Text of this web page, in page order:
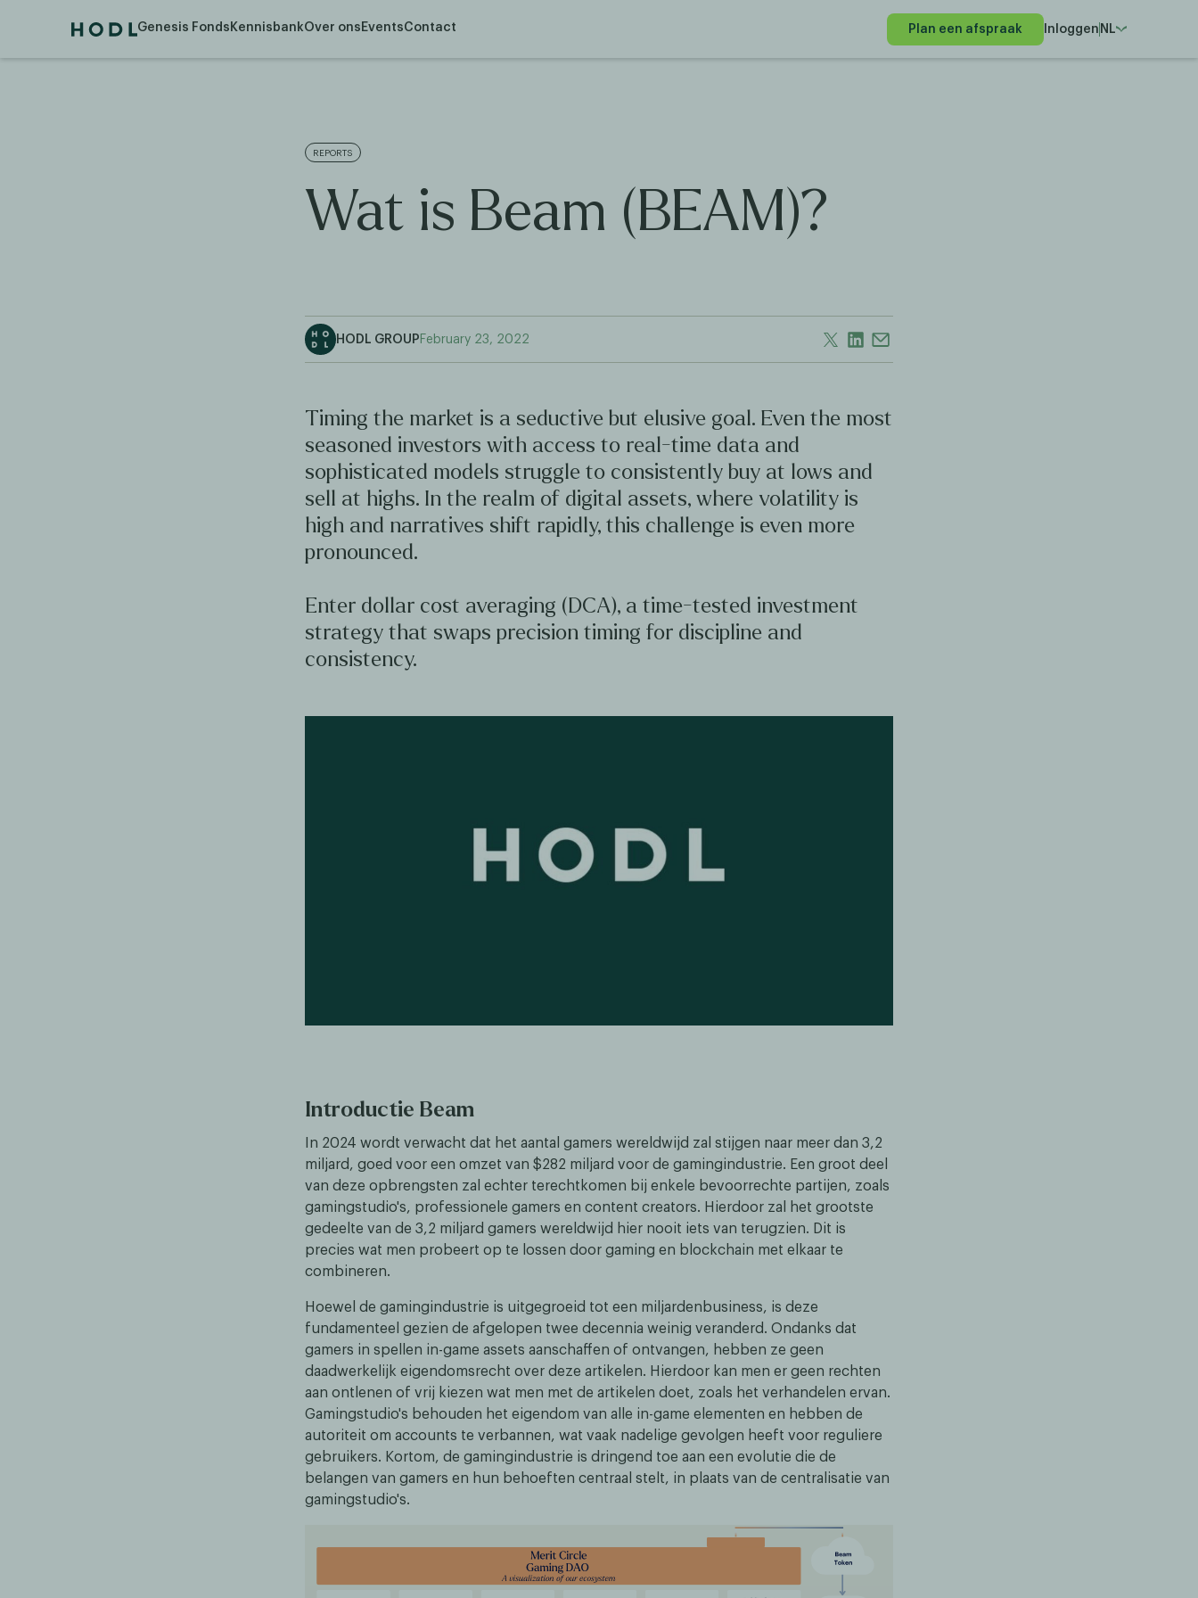
Genesis Fonds KennisbankOver ons EventsContact Plan een afspraak Inloggen NL
REPORTS
Wat is Beam (BEAM)?
HODL GROUP February 23, 2022
Timing the market is a seductive but elusive goal. Even the most
seasoned investors with access to real-time data and
sophisticated models struggle to consistently buy at lows and
sell at highs. In the realm of digital assets, where volatility is
high and narratives shift rapidly, this challenge is even more
pronounced.
Enter dollar cost averaging (DCA), a time-tested investment
strategy that swaps precision timing for discipline and
consistency.
Introductie Beam
In 2024 wordt verwacht dat het aantal gamers wereldwijd zal stijgen naar meer dan 3,2
miljard, goed voor een omzet van $282 miljard voor de gamingindustrie. Een groot deel
van deze opbrengsten zal echter terechtkomen bij enkele bevoorrechte partijen, zoals
gamingstudio's, professionele gamers en content creators. Hierdoor zal het grootste
gedeelte van de 3,2 miljard gamers wereldwijd hier nooit iets van terugzien. Dit is
precies wat men probeert op te lossen door gaming en blockchain met elkaar te
combineren.
Hoewel de gamingindustrie is uitgegroeid tot een miljardenbusiness, is deze
fundamenteel gezien de afgelopen twee decennia weinig veranderd. Ondanks dat
gamers in spellen in-game assets aanschaffen of ontvangen, hebben ze geen
daadwerkelijk eigendomsrecht over deze artikelen. Hierdoor kan men er geen rechten
aan ontlenen of vrij kiezen wat men met de artikelen doet, zoals het verhandelen ervan.
Gamingstudio's behouden het eigendom van alle in-game elementen en hebben de
autoriteit om accounts te verbannen, wat vaak nadelige gevolgen heeft voor reguliere
gebruikers. Kortom, de gamingindustrie is dringend toe aan een evolutie die de
belangen van gamers en hun behoeften centraal stelt, in plaats van de centralisatie van
gamingstudio's.